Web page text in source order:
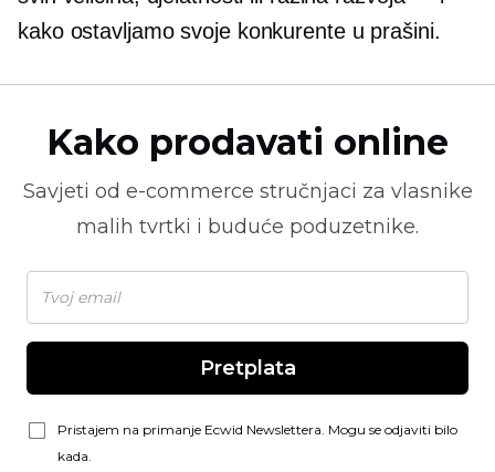
kako ostavljamo svoje konkurente u prašini.
Kako prodavati online
Savjeti od e-commerce stručnjaci za vlasnike
malih tvrtki i buduće poduzetnike.
Pretplata
Pristajem na primanje Ecwid Newslettera. Mogu se odjaviti bilo
kada.